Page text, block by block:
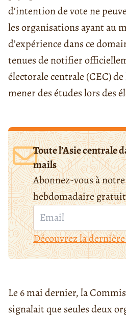
d’intention de vote ne
les organisations ayant au
d’expérience dans ce
tenues de notifier
électorale centrale (CEC)
mener des études lors des
Toute l’Asie centrale
mails
Abonnez-vous à
hebdomadaire
Découvrez la
Le 6 mai dernier, la
signalait que seules deux